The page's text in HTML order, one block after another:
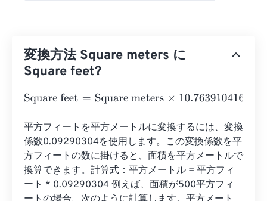
変換方法 Square meters に
Square feet?
Square feet= Square meters×10.76391041671
平方フィートを平方メートルに変換するには、変換
係数0.09290304を使用します。この変換係数を平
方フィートの数に掛けると、面積を平方メートルで
換算できます。計算式：平方メートル = 平方フィ
ート * 0.09290304 例えば、面積が500平方フィ